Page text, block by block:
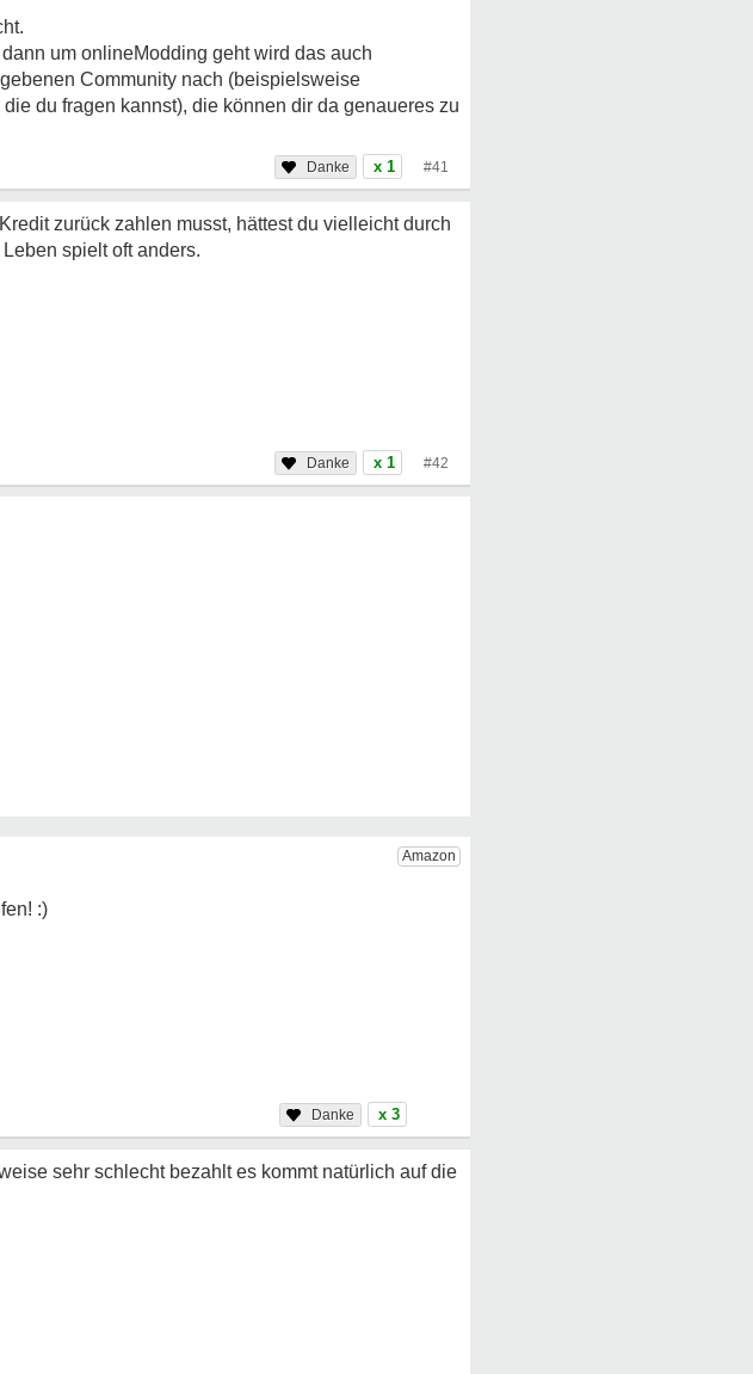
um onlineModding geht wird das auch
Community nach (beispielsweise
du fragen kannst), die können dir da genaueres zu
x 1 #41
zurück zahlen musst, hättest du vielleicht durch
spielt oft anders.
x 1 #42
x 3
sehr schlecht bezahlt es kommt natürlich auf die